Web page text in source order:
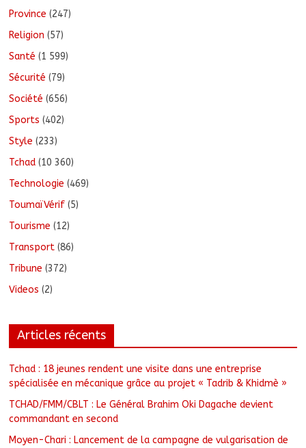
Province (247)
Religion (57)
Santé (1 599)
Sécurité (79)
Société (656)
Sports (402)
Style (233)
Tchad (10 360)
Technologie (469)
ToumaïVérif (5)
Tourisme (12)
Transport (86)
Tribune (372)
Videos (2)
Articles récents
Tchad : 18 jeunes rendent une visite dans une entreprise
spécialisée en mécanique grâce au projet « Tadrib & Khidmè »
TCHAD/FMM/CBLT : Le Général Brahim Oki Dagache devient
commandant en second
Moyen-Chari : Lancement de la campagne de vulgarisation de